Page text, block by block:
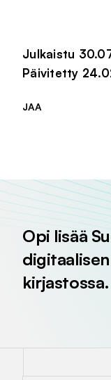
Julkaistu
Päivitetty
JAA
Opi lisää
kirjastossa.